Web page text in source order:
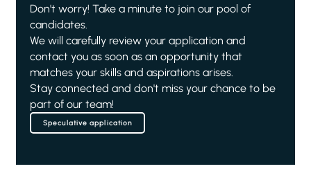
Don't worry! Take a minute to join our pool of
candidates.
We will carefully review your application and
contact you as soon as an opportunity that
matches your skills and aspirations arises.
Stay connected and don't miss your chance to be
part of our team!
Speculative application